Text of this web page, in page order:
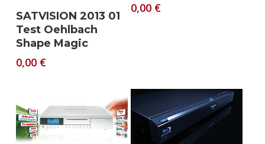
Download
SATVISION 2013 01
Test Oehlbach
Shape Magic
0,00 €
0,00 €